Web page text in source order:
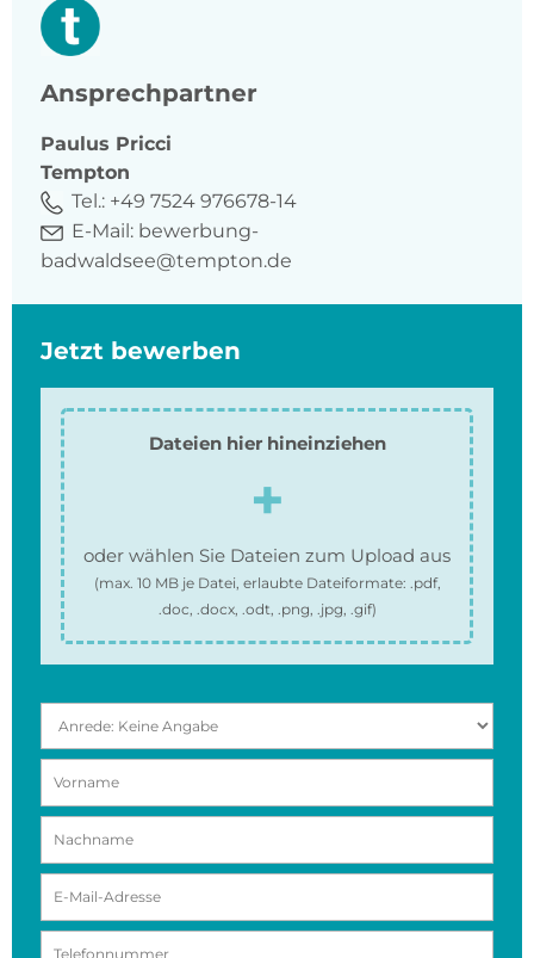
Ansprechpartner
Paulus Pricci
Tempton
Tel.: +49 7524 976678-14
E-Mail: bewerbung-
badwaldsee@tempton.de
Jetzt bewerben
Dateien hier hineinziehen
oder wählen Sie Dateien zum Upload aus
(max. 10 MBje Datei, erlaubte Dateiformate: .pdf,
.doc, .docx, .odt, .png, .jpg, .gif)